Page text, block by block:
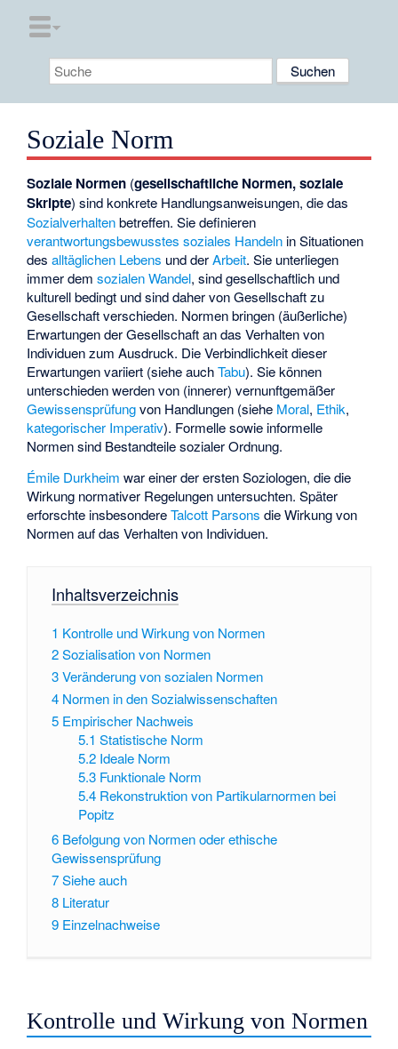
Soziale Norm
Soziale Normen (gesellschaftliche Normen, soziale
Skripte) sind konkrete Handlungsanweisungen, die das
Sozialverhaltenbetreffen. Sie definieren
verantwortungsbewusstes soziales Handeln in Situationen
desalltäglichen Lebens und derArbeit. Sie unterliegen
immer demsozialen Wandel, sind gesellschaftlich und
kulturell bedingt und sind daher von Gesellschaft zu
Gesellschaft verschieden. Normen bringen (äußerliche)
Erwartungen der Gesellschaft an das Verhalten von
Individuen zum Ausdruck. Die Verbindlichkeit dieser
Erwartungen variiert (siehe auchTabu). Sie können
unterschieden werden von (innerer) vernunftgemäßer
Gewissensprüfungvon Handlungen (siehe Moral, Ethik,
kategorischer Imperativ). Formelle sowie informelle
Normen sind Bestandteile sozialer Ordnung.
Émile Durkheim war einer der ersten Soziologen, die die
Wirkung normativer Regelungen untersuchten. Später
erforschte insbesondereTalcott Parsons die Wirkung von
Normen auf das Verhalten von Individuen.
Inhaltsverzeichnis
1 Kontrolle und Wirkung von Normen
2Sozialisation von Normen
3Veränderung von sozialen Normen
4 Normen in den Sozialwissenschaften
5 Empirischer Nachweis
5.1 Statistische Norm
5.2 Ideale Norm
5.3 Funktionale Norm
5.4 Rekonstruktion von Partikularnormen bei
Popitz
6 Befolgung von Normen oder ethische
Gewissensprüfung
7Siehe auch
8 Literatur
9 Einzelnachweise
Kontrolle und Wirkung von Normen